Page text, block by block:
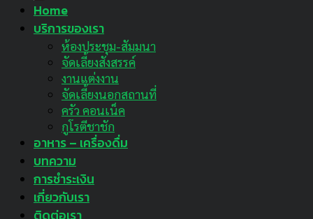
Home
บริการของเรา
ห้องประชุม-สัมมนา
จัดเลี้ยงสังสรรค์
งานแต่งงาน
จัดเลี้ยงนอกสถานที่
ครัว คอนเน็ค
กูโรตีชาชัก
อาหาร – เครื่องดื่ม
บทความ
การชำระเงิน
เกี่ยวกับเรา